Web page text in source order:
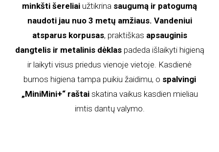
minkšti šereliai užtikrina saugumą ir patogumą
naudoti jau nuo 3 metų amžiaus. Vandeniui
atsparus korpusas, praktiškas apsauginis
dangtelis ir metalinis dėklaspadeda išlaikyti higieną
ir laikyti visus priedus vienoje vietoje. Kasdienė
burnos higiena tampa puikiu žaidimu, o spalvingi
„MiniMini+“ raštaiskatina vaikus kasdien mieliau
imtis dantų valymo.